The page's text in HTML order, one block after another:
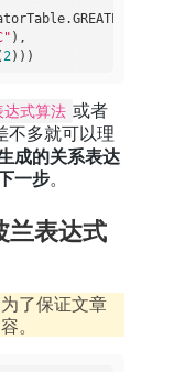
),
2
达式算法 或者
不多就可以理
成的关系表达
一步。
兰表达式
了保证文章
。